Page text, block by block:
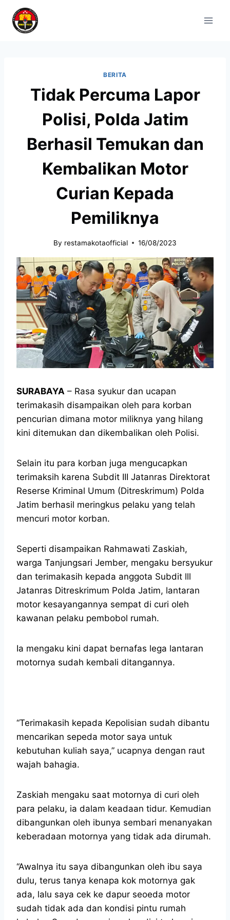
BERITA
Tidak Percuma Lapor
Polisi, Polda Jatim
Berhasil Temukan dan
Kembalikan Motor
Curian Kepada
Pemiliknya
By restamakotaofficial 16/08/2023
SURABAYA – Rasa syukur dan ucapan
terimakasih disampaikan oleh para korban
pencurian dimana motor miliknya yang hilang
kini ditemukan dan dikembalikan oleh Polisi.
Selain itu para korban juga mengucapkan
terimaksih karena Subdit III Jatanras Direktorat
Reserse Kriminal Umum (Ditreskrimum) Polda
Jatim berhasil meringkus pelaku yang telah
mencuri motor korban.
Seperti disampaikan Rahmawati Zaskiah,
warga Tanjungsari Jember, mengaku bersyukur
dan terimakasih kepada anggota Subdit lll
Jatanras Ditreskrimum Polda Jatim, lantaran
motor kesayangannya sempat di curi oleh
kawanan pelaku pembobol rumah.
Ia mengaku kini dapat bernafas lega lantaran
motornya sudah kembali ditangannya.
“Terimakasih kepada Kepolisian sudah dibantu
mencarikan sepeda motor saya untuk
kebutuhan kuliah saya,” ucapnya dengan raut
wajah bahagia.
Zaskiah mengaku saat motornya di curi oleh
para pelaku, ia dalam keadaan tidur. Kemudian
dibangunkan oleh ibunya sembari menanyakan
keberadaan motornya yang tidak ada dirumah.
“Awalnya itu saya dibangunkan oleh ibu saya
dulu, terus tanya kenapa kok motornya gak
ada, lalu saya cek ke dapur seoeda motor
sudah tidak ada dan kondisi pintu rumah